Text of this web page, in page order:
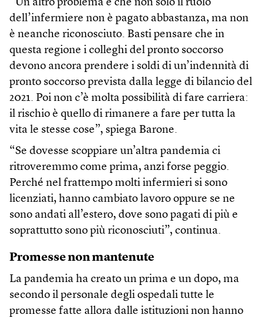
“Un altro problema è che non solo il ruolo
dell’infermiere non è pagato abbastanza, ma non
è neanche riconosciuto. Basti pensare che in
questa regione i colleghi del pronto soccorso
devono ancora prendere i soldi di un’indennità di
pronto soccorso prevista dalla legge di bilancio del
2021. Poi non c’è molta possibilità di fare carriera:
il rischio è quello di rimanere a fare per tutta la
vita le stesse cose”, spiega Barone.
“Se dovesse scoppiare un’altra pandemia ci
ritroveremmo come prima, anzi forse peggio.
Perché nel frattempo molti infermieri si sono
licenziati, hanno cambiato lavoro oppure se ne
sono andati all’estero, dove sono pagati di più e
soprattutto sono più riconosciuti”, continua.
Promesse non mantenute
La pandemia ha creato un prima e un dopo, ma
secondo il personale degli ospedali tutte le
promesse fatte allora dalle istituzioni non hanno